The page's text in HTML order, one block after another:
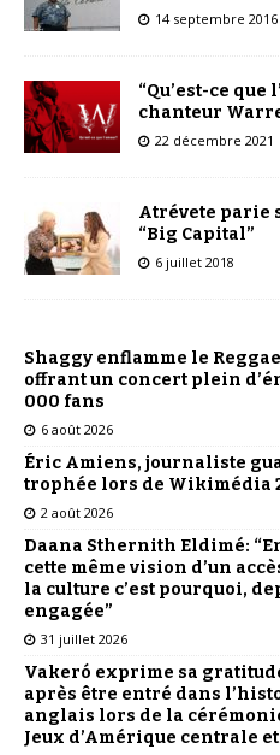
14 septembre 2016
“Qu’est-ce que
chanteur
22 décembre 2021
Atrévete parie
“Big Capital”
6 juillet 2018
Shaggy enflamme le
offrant un concert plein
000 fans
6 août 2026
Éric Amiens, journaliste
trophée lors de Wikimédia
2 août 2026
Daana Sthernith Eldimé:
cette même vision d’un
la culture c’est pourquoi,
engagée”
31 juillet 2026
Vakeró exprime sa
après être entré dans
anglais lors de la
Jeux d’Amérique centrale